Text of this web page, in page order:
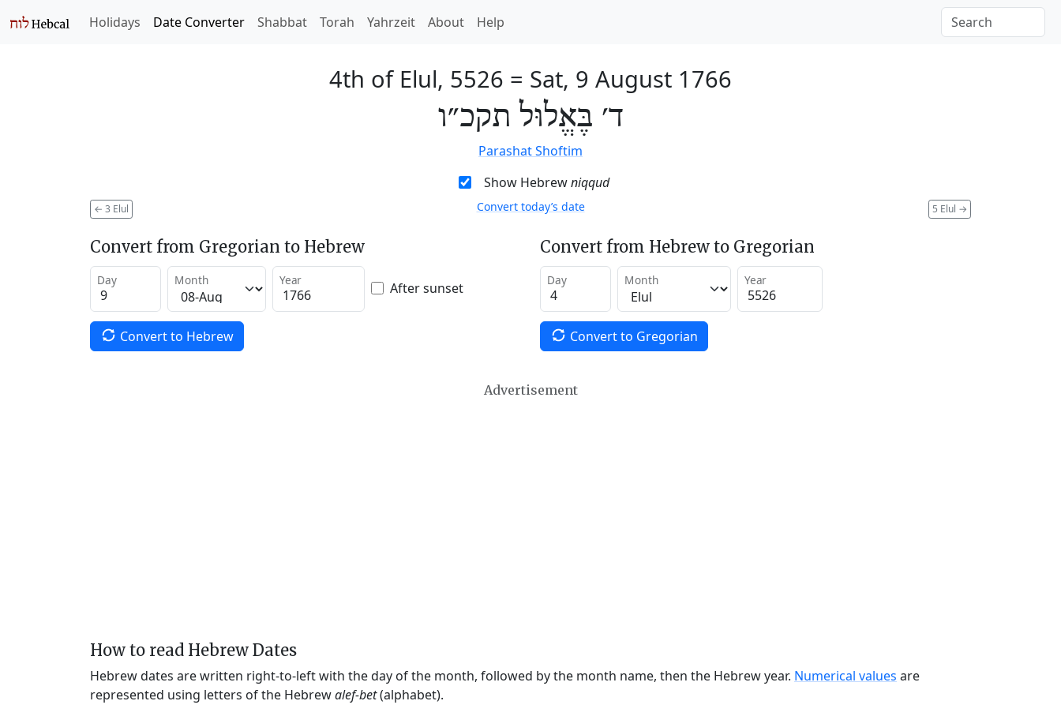
Holidays Date Converter Shabbat Torah Yahrzeit About Help
4th of Elul, 5526 = Sat, 9 August 1766
ד׳ בֶּאֱלוּל תקכ״ו
Parashat Shoftim
Show Hebrewniqqud
← 3 Elul 5 Elul →
Convert today’s date
Convert from Gregorian to Hebrew
Day Month Year After sunset
Convert to Hebrew
Convert from Hebrew to Gregorian
Day Month Year
Convert to Gregorian
Advertisement
How to read Hebrew Dates
Hebrew dates are written right-to-left with the day of the month, followed by the month name, then the Hebrew year. Numerical values are
represented using letters of the Hebrewalef-bet(alphabet).